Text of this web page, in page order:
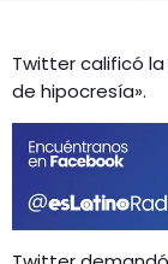
ACTUALIDAD
GEEKERS
INICIO
RADIO
CONTACTO
Twitter calificó
de hipocresía».